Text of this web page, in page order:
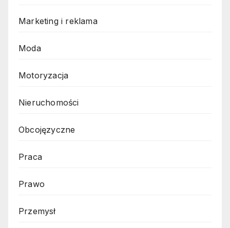
Marketing i reklama
Moda
Motoryzacja
Nieruchomości
Obcojęzyczne
Praca
Prawo
Przemysł